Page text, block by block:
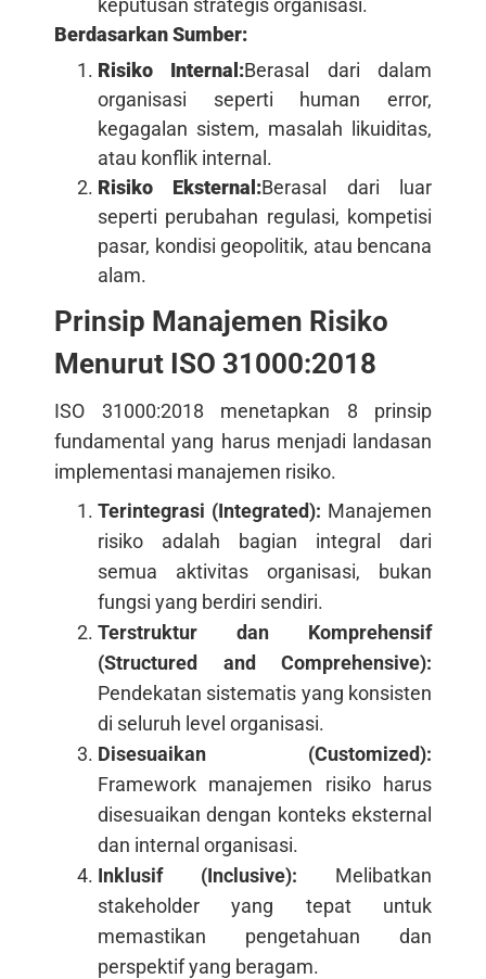
keputusan strategis organisasi.
Berdasarkan Sumber:
Risiko Internal:Berasal dari dalam
organisasi seperti human error,
kegagalan sistem, masalah likuiditas,
atau konflik internal.
Risiko Eksternal:Berasal dari luar
seperti perubahan regulasi, kompetisi
pasar, kondisi geopolitik, atau bencana
alam.
Prinsip Manajemen Risiko
Menurut ISO 31000:2018
ISO 31000:2018 menetapkan 8 prinsip
fundamental yang harus menjadi landasan
implementasi manajemen risiko.
Terintegrasi (Integrated):
risiko adalah bagian integral dari
semua aktivitas organisasi, bukan
fungsi yang berdiri sendiri.
Terstruktur dan Komprehensif
(Structured and Comprehensive):
Pendekatan sistematis yang konsisten
di seluruh level organisasi.
Disesuaikan (Customized):
Framework manajemen risiko harus
disesuaikan dengan konteks eksternal
dan internal organisasi.
Inklusif (Inclusive):
stakeholder yang tepat untuk
memastikan pengetahuan dan
perspektif yang beragam.